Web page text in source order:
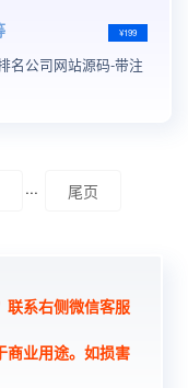
名公司网站源码-带注
¥199
··· 尾页
联系右侧微信客服
商业用途。如损害